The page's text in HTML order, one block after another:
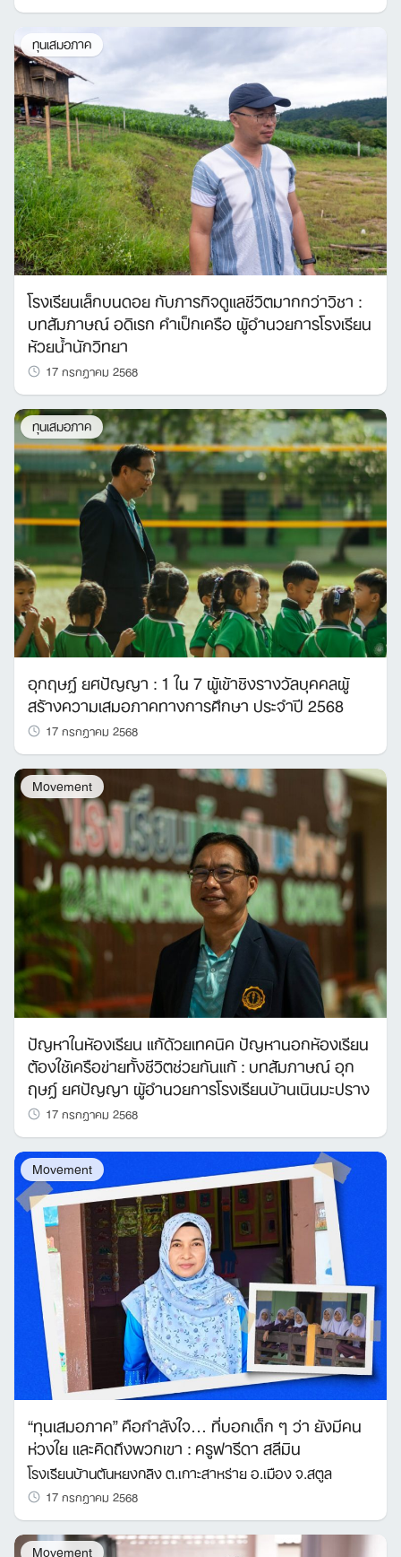
ทุนเสมอภาค
โรงเรียนเล็กบนดอย กับภารกิจดูแลชีวิตมากกว่าวิชา :
บทสัมภาษณ์​ อดิเรก คำเป็กเครือ ผู้อำนวยการโรงเรียน
ห้วยน้ำนักวิทยา
17 กรกฎาคม 2568
ทุนเสมอภาค
อุกฤษฎ์ ยศปัญญา : 1 ใน 7 ผู้เข้าชิงรางวัลบุคคลผู้
สร้างความเสมอภาคทางการศึกษา ประจำปี 2568
17 กรกฎาคม 2568
Movement
ปัญหาในห้องเรียน แก้ด้วยเทคนิค ปัญหานอกห้องเรียน
ต้องใช้เครือข่ายทั้งชีวิตช่วยกันแก้ : บทสัมภาษณ์​ อุก
ฤษฎ์ ยศปัญญา ผู้อำนวยการโรงเรียนบ้านเนินมะปราง
17 กรกฎาคม 2568
Movement
“ทุนเสมอภาค” คือกำลังใจ… ที่บอกเด็ก ๆ ว่า ยังมีคน
ห่วงใย และคิดถึงพวกเขา : ครูฟารีดา สลีมิน
โรงเรียนบ้านตันหยงกลิง ต.เกาะสาหร่าย อ.เมือง จ.สตูล
17 กรกฎาคม 2568
Movement